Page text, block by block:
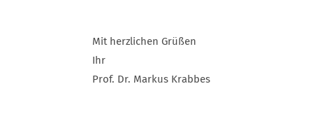
Mit herzlichen Grüßen
Ihr
Prof. Dr. Markus Krabbes